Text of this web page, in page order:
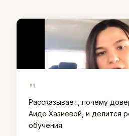
"
Рассказывает, почему
Аиде Хазиевой, и делится
обучения.